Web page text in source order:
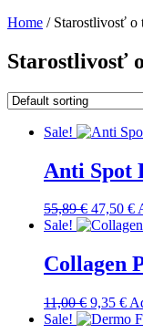
Home / Starostlivosť o
Starostlivosť
Sale!
Anti Spot
55,89€ Original
price
55,89 €.
47,50 €
Sale!
Collagen
11,00€ Original
price
9,35 €
Sale!